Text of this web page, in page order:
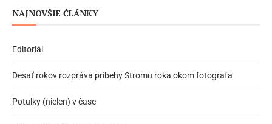
NAJNOVŠIE ČLÁNKY
Editoriál
Desať rokov rozpráva príbehy Stromu roka okom fotografa
Potulky (nielen) v čase